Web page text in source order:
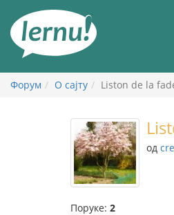
садржају
Форум О сајту Liston de la
од
Поруке: 2